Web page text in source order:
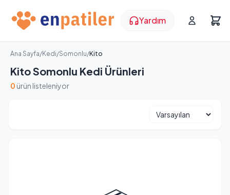
Yardım
Ana Sayfa/Kedi/Somonlu/Kito
Kito Somonlu Kedi Ürünleri
0 ürün listeleniyor